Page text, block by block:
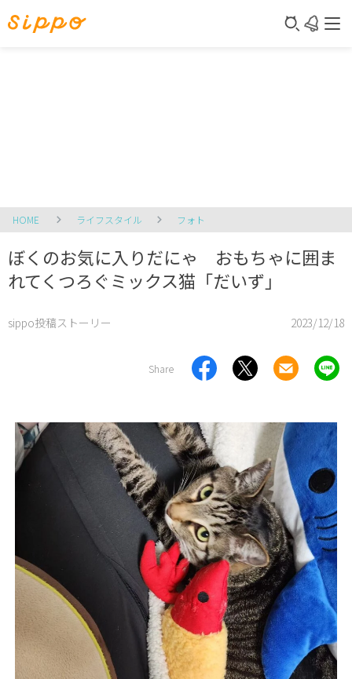
HOME ライフスタイル フォト
ぼくのお気に入りだにゃ おもちゃに囲ま
れてくつろぐミックス猫「だいず」
sippo投稿ストーリー 2023/12/18
Share